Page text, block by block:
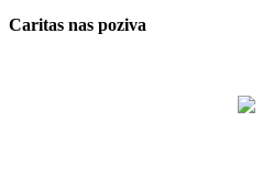
Caritas nas poziva